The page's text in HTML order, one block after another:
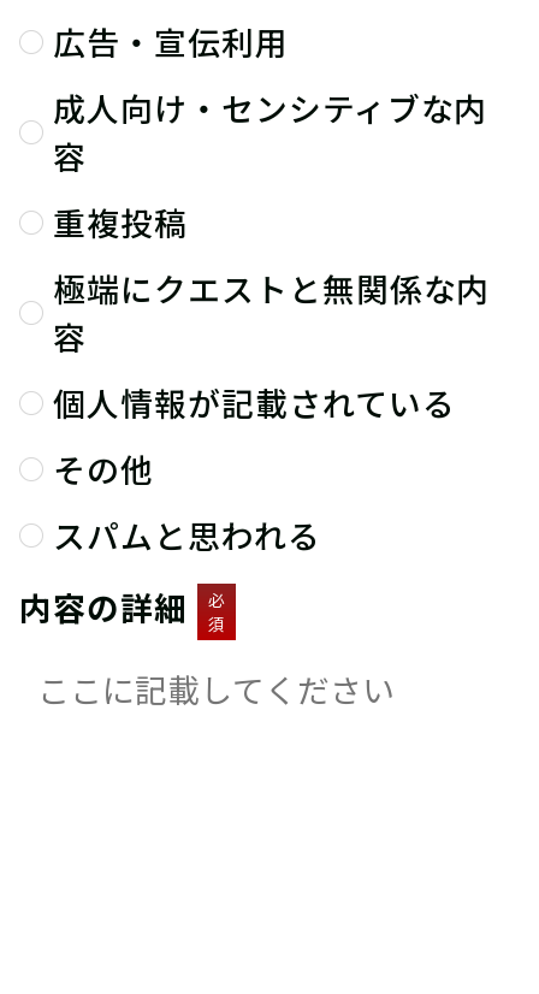
広告・宣伝利用
成人向け・センシティブな内
容
重複投稿
極端にクエストと無関係な内
容
個人情報が記載されている
その他
スパムと思われる
内容の詳細
必
須